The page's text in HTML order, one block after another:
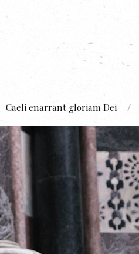
Caeli enarrant gloriam Dei